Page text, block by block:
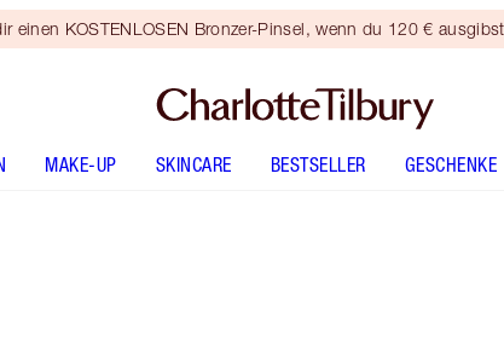
einen KOSTENLOSEN Bronzer-Pinsel, wenn du 120 €
MAKE-UP SKINCARE BESTSELLER GESCHENKE